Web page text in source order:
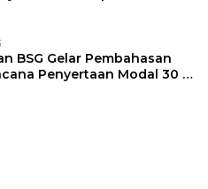
BSG Gelar Pembahasan
Penyertaan Modal 30 M